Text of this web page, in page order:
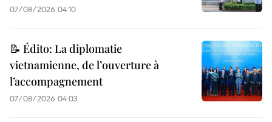
07/08/2026 04:10
📝 Édito: La diplomatie
vietnamienne, de l’ouverture à
l’accompagnement
07/08/2026 04:03